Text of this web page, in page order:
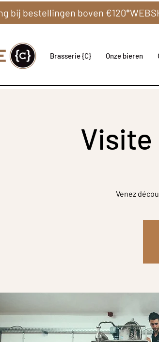
Brasserie {C} Onze bieren
Visite
Venez